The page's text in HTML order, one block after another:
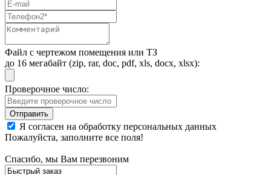
Файл с чертежом помещения или ТЗ
до 16 мегабайт (zip, rar, doc, pdf, xls, docx, xlsx):
Проверочное число:
Я согласен на обработку персональных данных
Пожалуйста, заполните все поля!
Спасибо, мы Вам перезвоним